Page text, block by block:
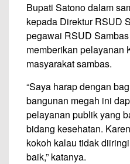
Bupati Satono dalam
kepada Direktur RSUD
pegawai RSUD
memberikan pelayanan
masyarakat sambas.
“Saya harap dengan
bangunan megah ini
pelayanan publik yang
bidang kesehatan.
kokoh kalau tidak
baik,” katanya.